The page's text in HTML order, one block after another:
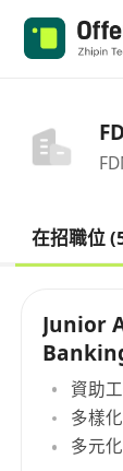
在招職位
Junior
資助
多樣
多元